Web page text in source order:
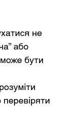
не
або
бути